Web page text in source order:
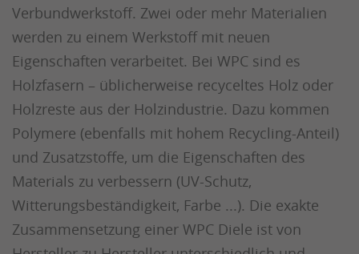
Verbundwerkstoff. Zwei oder mehr Materialien
werden zu einem Werkstoff mit neuen
Eigenschaften verarbeitet. Bei WPC sind es
Holzfasern – üblicherweise recyceltes Holz oder
Holzreste aus der Holzindustrie. Dazu kommen
Polymere (ebenfalls mit hohem Recycling-Anteil)
und Zusatzstoffe, um die Eigenschaften des
Materials zu verbessern (UV-Schutz,
Witterungsbeständigkeit, Farbe ...). Die exakte
Zusammensetzung einer WPC Diele ist von